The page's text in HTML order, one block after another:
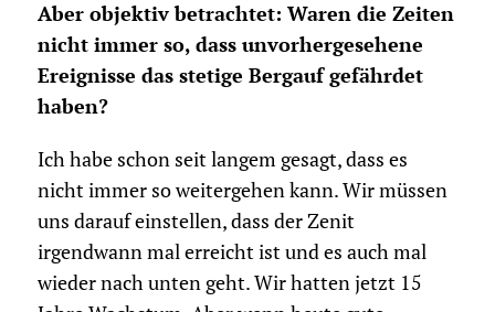
Aber objektiv betrachtet: Waren die Zeiten
nicht immer so, dass unvorhergesehene
Ereignisse das stetige Bergauf gefährdet
haben?
Ich habe schon seit langem gesagt, dass es
nicht immer so weitergehen kann. Wir müssen
uns darauf einstellen, dass der Zenit
irgendwann mal erreicht ist und es auch mal
wieder nach unten geht. Wir hatten jetzt 15